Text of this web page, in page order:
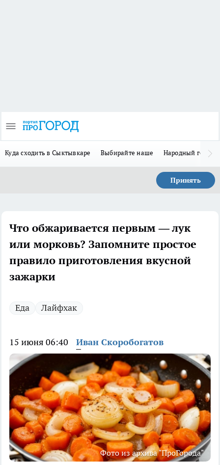
Куда сходить в Сыктывкаре Выбирайте наше Народный герой
Принять
Что обжаривается первым — лук
или морковь? Запомните простое
правило приготовления вкусной
зажарки
Еда Лайфхак
15 июня 06:40 Иван Скоробогатов
Фото из архива "ПроГорода"